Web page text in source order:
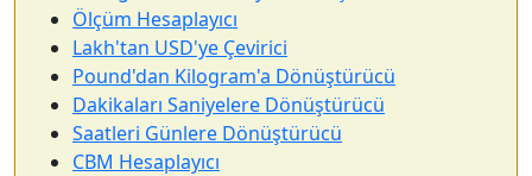
Ölçüm Hesaplayıcı
Lakh'tan USD'ye Çevirici
Pound'dan Kilogram'a Dönüştürücü
Dakikaları Saniyelere Dönüştürücü
Saatleri Günlere Dönüştürücü
CBM Hesaplayıcı